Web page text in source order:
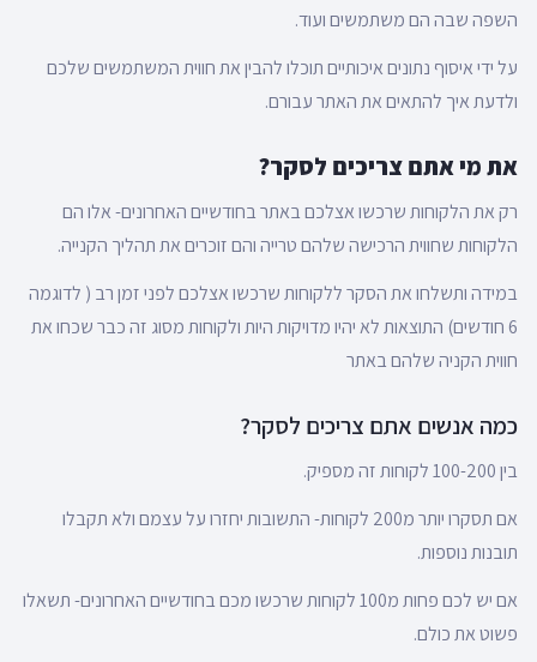
השפה שבה הם משתמשים ועוד.
על ידי איסוף נתונים איכותיים תוכלו להבין את חווית המשתמשים שלכם
ולדעת איך להתאים את האתר עבורם.
את מי אתם צריכים לסקר?
רק את הלקוחות שרכשו אצלכם באתר בחודשיים האחרונים- אלו הם
הלקוחות שחווית הרכישה שלהם טרייה והם זוכרים את תהליך הקנייה.
במידה ותשלחו את הסקר ללקוחות שרכשו אצלכם לפני זמן רב ( לדוגמה
6 חודשים) התוצאות לא יהיו מדויקות היות ולקוחות מסוג זה כבר שכחו את
חווית הקניה שלהם באתר
כמה אנשים אתם צריכים לסקר?
בין 100-200 לקוחות זה מספיק.
אם תסקרו יותר מ200 לקוחות- התשובות יחזרו על עצמם ולא תקבלו
תובנות נוספות.
אם יש לכם פחות מ100 לקוחות שרכשו מכם בחודשיים האחרונים- תשאלו
פשוט את כולם.